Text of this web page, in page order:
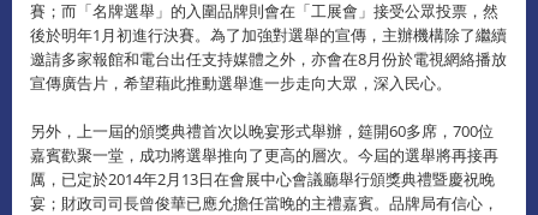
賽；而「名牌選舉」的入圍品牌則會在「工展會」接受公眾投票，然
後於明年1月初進行決賽。為了加強對選舉的宣傳，主辦機構除了繼續
邀請多家報館和電台出任支持媒體之外，亦會在8月份於電視網絡播放
宣傳廣告片，希望藉此推動選舉進一步走向大眾，深入民心。
另外，上一屆的頒獎典禮首次以晚宴形式舉辦，筵開60多席，700位
嘉賓歡聚一堂，成功將選舉推向了更高的層次。今屆的選舉將再接再
厲，已定於2014年2月13日在會展中心會議廳舉行頒獎典禮暨慶祝晚
宴；財政司司長曾俊華已應允擔任當晚的主禮嘉賓。品牌局有信心，